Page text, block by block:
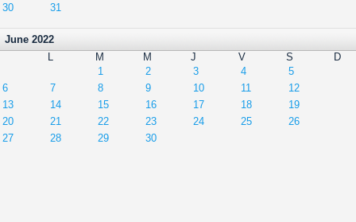
30
31
June 2022
L
M M J V S
D
1
2 3 4
5
6
7 8 9 10 11
12
13
14 15 16 17 18
19
20
21 22 23 24 25
26
27
28 29 30